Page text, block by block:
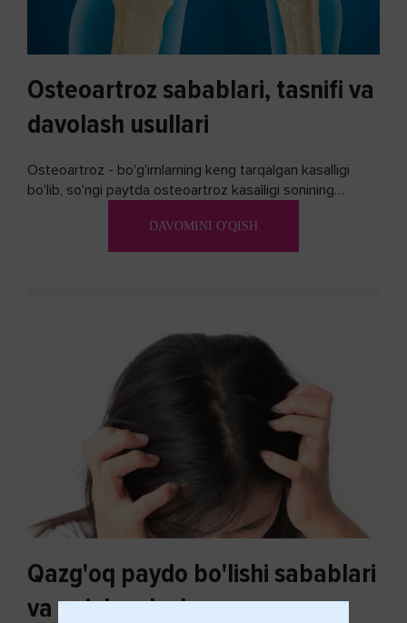
Osteoartroz sabablari, tasnifi va
davolash usullari
Osteoartroz - bo'g'imlarning keng tarqalgan kasalligi
bo'lib, so'ngi paytda osteoartroz kasalligi sonining
DAVOMINI O'QISH
Qazg'oq paydo bo'lishi sabablari
va uni davolash